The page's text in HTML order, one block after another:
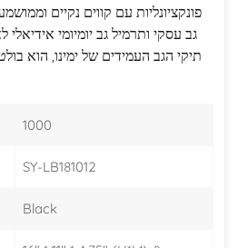
פונקציונליות עם קווים נקיים
גב עסקי ותרמיל גב יומיומי אידיאלי
תיקי הגב העמידים של ימינו, הוא
1000
SY-LB181012
Black